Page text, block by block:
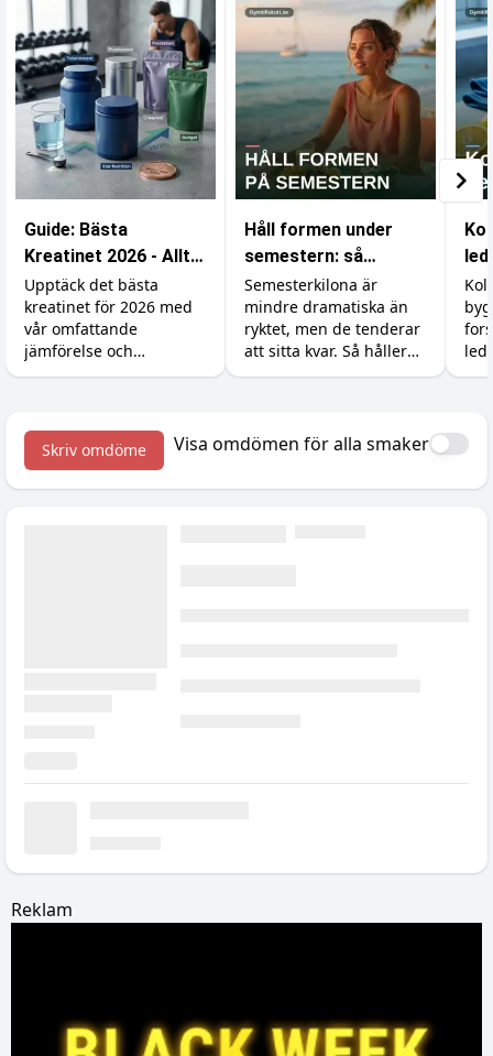
Guide: Bästa
Kreatinet 2026 - Allt
du behöver veta
Upptäck det bästa
kreatinet för 2026 med
vår omfattande
jämförelse och
prisjämförelse.
Håll formen under
semestern: så
undviker du att lägga
på dig fett
Semesterkilona är
mindre dramatiska än
ryktet, men de tenderar
att sitta kvar. Så håller
du formen utan att
tillskotten som hjälper.
Skriv omdöme Visa omdömen för alla smaker
Reklam